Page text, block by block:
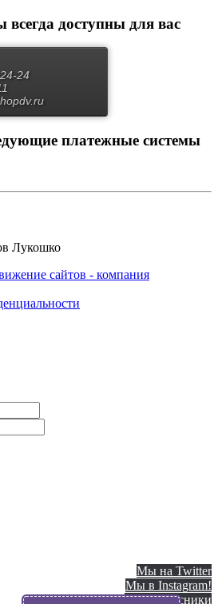
всегда доступны для вас
24
платежные системы
Лукошко
сайтов - компания
Мы на Twitter
Мы в Instagram!
Одноклассники